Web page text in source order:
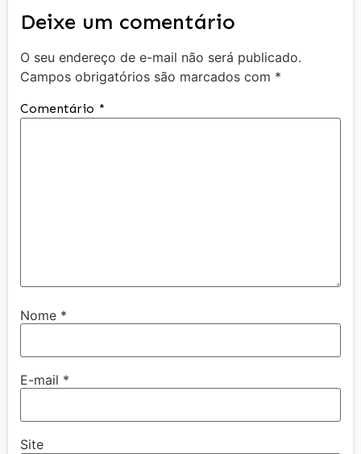
Deixe um comentário
O seu endereço de e-mail não será publicado.
Campos obrigatórios são marcados com *
Comentário *
Nome *
E-mail *
Site